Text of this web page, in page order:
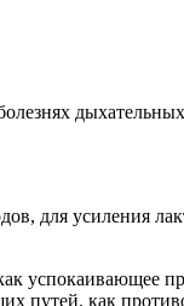
для усиления
успокаивающее
путей, как